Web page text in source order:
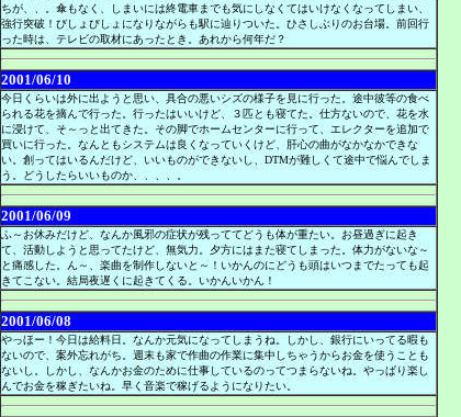
ちが、、。傘もなく、しまいには終電車までも気にしなくてはいけなくなってしまい、
強行突破！びしょびしょになりながらも駅に辿りついた。ひさしぶりのお台場。前回行
った時は、テレビの取材にあったとき。あれから何年だ？
2001/06/10
今日くらいは外に出ようと思い、具合の悪いシズの様子を見に行った。途中彼等の食べ
られる花を摘んで行った。行ったはいいけど、３匹とも寝てた。仕方ないので、花を水
に浸けて、そ～っと出てきた。その脚でホームセンターに行って、エレクターを追加で
買いに行った。なんともシステムは良くなっていくけど、肝心の曲がなかなかできな
い。創ってはいるんだけど、いいものができないし、DTMが難しくて途中で悩んでしま
う。どうしたらいいものか、、、、。
2001/06/09
ふ～お休みだけど、なんか風邪の症状が残っててどうも体が重たい。お昼過ぎに起き
て、活動しようと思ってたけど、無気力。夕方にはまた寝てしまった。体力がないな～
と痛感した。ん～、楽曲を制作しないと～！いかんのにどうも頭はいつまでたっても起
きてこない。結局夜遅くに起きてくる。いかんいかん！
2001/06/08
やっほー！今日は給料日。なんか元気になってしまうね。しかし、銀行にいってる暇も
ないので、案外忘れがち。週末も家で作曲の作業に集中しちゃうからお金を使うことも
ないし。しかし、なんかお金のために仕事しているのってつまらないね。やっぱり楽し
んでお金を稼ぎたいね。早く音楽で稼げるようになりたい。